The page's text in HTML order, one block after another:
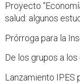
Proyecto
salud: algunos
Prórroga para la
De los grupos a
Lanzamiento IPES